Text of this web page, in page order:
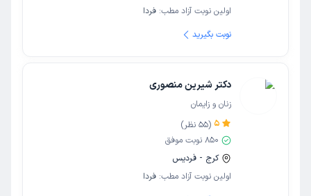
اولین نوبت آزاد مطب: فردا
نوبت بگیرید
دکتر شیرین منصوری
زنان و زایمان
5
(
55 نظر)
850 نوبت موفق
کرج - فردیس
اولین نوبت آزاد مطب: فردا